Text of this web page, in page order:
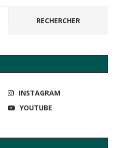
RECHERCHER
INSTAGRAM
YOUTUBE